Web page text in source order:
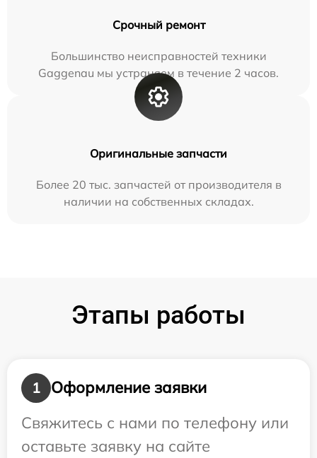
Срочный ремонт
Большинство неисправностей техники
Gaggenau мы устраняем в течение 2 часов.
Оригинальные запчасти
Более 20 тыс. запчастей от производителя в
наличии на собственных складах.
Этапы работы
1
Оформление заявки
Свяжитесь с нами по телефону или
оставьте заявку на сайте